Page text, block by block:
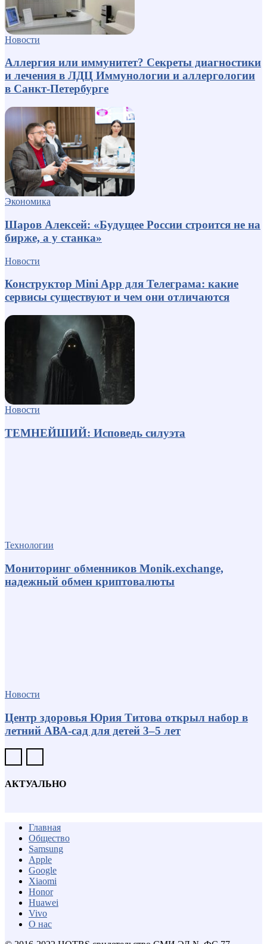
Новости
Аллергия или иммунитет? Секреты диагностики
и лечения в ЛДЦ Иммунологии и аллергологии
в Санкт-Петербурге
Экономика
Шаров Алексей: «Будущее России строится не на
бирже, а у станка»
Новости
Конструктор Mini App для Телеграма: какие
сервисы существуют и чем они отличаются
Новости
ТЕМНЕЙШИЙ: Исповедь силуэта
Технологии
Мониторинг обменников Monik.exchange,
надежный обмен криптовалюты
Новости
Центр здоровья Юрия Титова открыл набор в
летний АВА-сад для детей 3–5 лет
АКТУАЛЬНО
Главная
Общество
Samsung
Apple
Google
Xiaomi
Honor
Huawei
Vivo
О нас